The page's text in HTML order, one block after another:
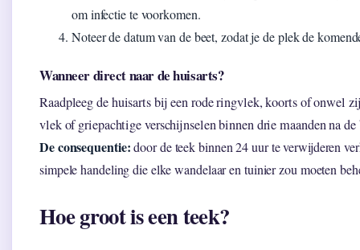
om infectie te voorkomen.
Noteer de datum van de beet, zodat je de plek de
Wanneer direct naar de huisarts?
Raadpleeg de huisarts bij een rode ringvlek, koorts of onwel
vlek of griepachtige verschijnselen binnen drie maanden na
De consequentie:door de teek binnen 24 uur te verwijderen
simpele handeling die elke wandelaar en tuinier zou moeten
Hoe groot is een teek?